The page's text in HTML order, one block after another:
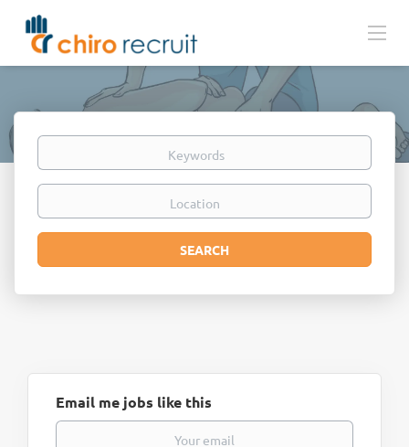
Keywords
Location
Search
SEARCH
Email me jobs like this